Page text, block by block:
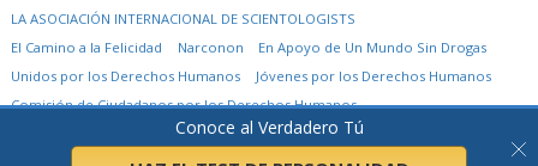
Conoce al Verdadero Tú
LA ASOCIACIÓN INTERNACIONAL DE SCIENTOLOGISTS
El Camino a la Felicidad
Narconon
En Apoyo de Un Mundo Sin Drogas
Unidos por los Derechos Humanos
Jóvenes por los Derechos Humanos
Comisión de Ciudadanos por los Derechos Humanos
Church of Scientology International.Todos los derechos reservados.